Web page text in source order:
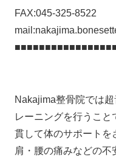
FAX:045-325-8522
Nakajima整骨院では
レーニングを行うこ
貫して体のサポートを
肩・腰の痛みなどの不